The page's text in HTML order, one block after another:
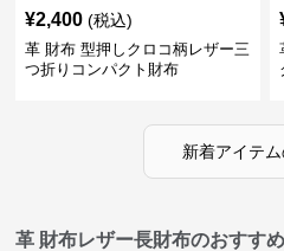
¥2,400 (税込)
革 財布 型押しクロコ柄レザー三
つ折りコンパクト財布
新着アイテ
革 財布レザー長財布のおすす